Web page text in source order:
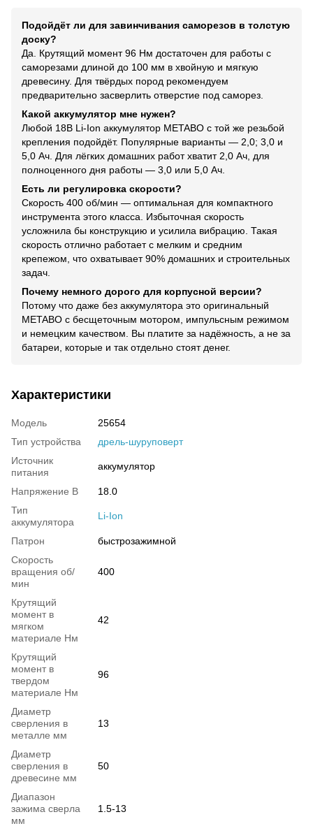
Подойдёт ли для завинчивания саморезов в толстую
доску?
Да. Крутящий момент 96 Нм достаточен для работы с
саморезами длиной до 100 мм в хвойную и мягкую
древесину. Для твёрдых пород рекомендуем
предварительно засверлить отверстие под саморез.
Какой аккумулятор мне нужен?
Любой 18В Li-Ion аккумулятор METABO с той же резьбой
крепления подойдёт. Популярные варианты — 2,0; 3,0 и
5,0 Ач. Для лёгких домашних работ хватит 2,0 Ач, для
полноценного дня работы — 3,0 или 5,0 Ач.
Есть ли регулировка скорости?
Скорость 400 об/мин — оптимальная для компактного
инструмента этого класса. Избыточная скорость
усложнила бы конструкцию и усилила вибрацию. Такая
скорость отлично работает с мелким и средним
крепежом, что охватывает 90% домашних и строительных
задач.
Почему немного дорого для корпусной версии?
Потому что даже без аккумулятора это оригинальный
METABO с бесщеточным мотором, импульсным режимом
и немецким качеством. Вы платите за надёжность, а не за
батареи, которые и так отдельно стоят денег.
Характеристики
Модель
25654
Тип устройства
дрель-шуруповерт
Источник
питания
аккумулятор
Напряжение В
18.0
Тип
аккумулятора
Li-Ion
Патрон
быстрозажимной
Скорость
вращения об/
мин
400
Крутящий
момент в
мягком
материале Нм
42
Крутящий
момент в
твердом
материале Нм
96
Диаметр
сверления в
металле мм
13
Диаметр
сверления в
древесине мм
50
Диапазон
зажима сверла
мм
1.5-13